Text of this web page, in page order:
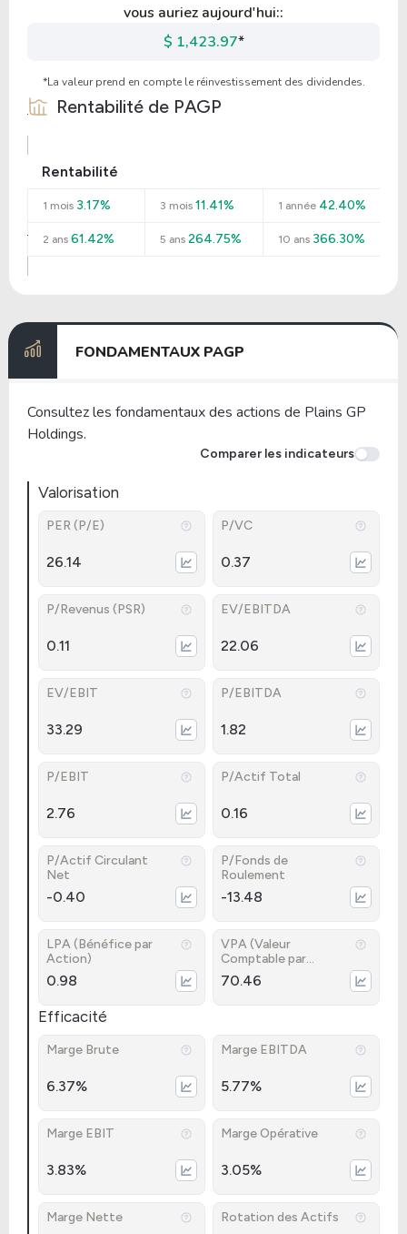
vous auriez aujourd'hui::
$ 1,423.97*
*La valeur prend en compte le réinvestissement des dividendes.
Rentabilité de PAGP
Rentabilité
1 mois 3.17% 3 mois 11.41% 1 année42.40%
2 ans 61.42% 5 ans 264.75% 10 ans366.30%
FONDAMENTAUX PAGP
Consultez les fondamentaux des actions de Plains GP
Holdings.
Comparer les indicateurs
Valorisation
PER (P/E)
26.14
P/VC
0.37
P/Revenus (PSR)
0.11
EV/EBITDA
22.06
EV/EBIT
33.29
P/EBITDA
1.82
P/EBIT
2.76
P/Actif Total
0.16
P/Actif Circulant
Net
-0.40
P/Fonds de
Roulement
-13.48
LPA (Bénéfice par
Action)
0.98
VPA (Valeur
Comptable par
Action)
70.46
Efficacité
Marge Brute
6.37%
Marge EBITDA
5.77%
Marge EBIT
3.83%
Marge Opérative
3.05%
Marge Nette Rotation des Actifs